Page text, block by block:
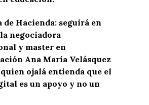
de Hacienda: seguirá en
negociadora
y master en
Ana María Velásquez
ojalá entienda que el
es un apoyo y no un